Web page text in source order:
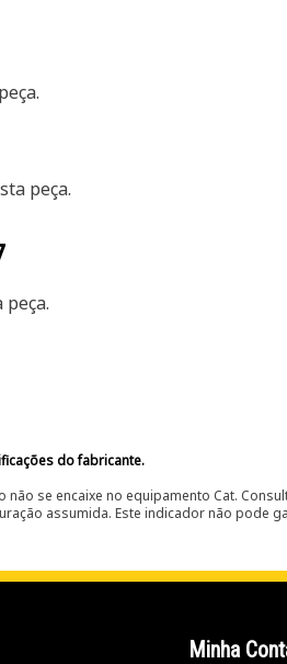
peça.
do fabricante.
se encaixe no equipamento Cat.
assumida. Este indicador não pode
Minha